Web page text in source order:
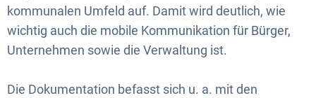
kommunalen Umfeld auf. Damit wird deutlich, wie
wichtig auch die mobile Kommunikation für Bürger,
Unternehmen sowie die Verwaltung ist.
Die Dokumentation befasst sich u. a. mit den